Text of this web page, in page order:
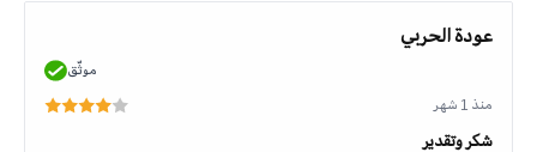
عودة الحربي
موثّق
منذ 1 شهر
شكر وتقدير